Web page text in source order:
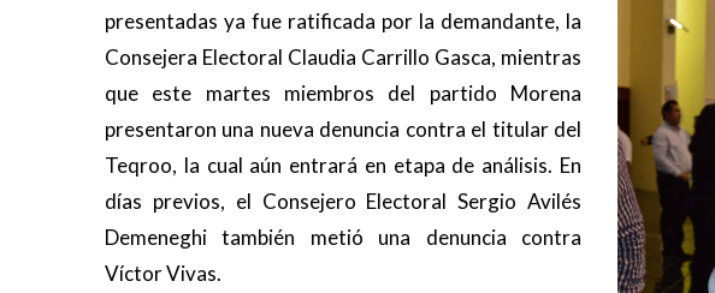
presentadas ya fue ratificada por la demandante, la
Consejera Electoral Claudia Carrillo Gasca, mientras
que este martes miembros del partido Morena
presentaron una nueva denuncia contra el titular del
Teqroo, la cual aún entrará en etapa de análisis. En
días previos, el Consejero Electoral Sergio Avilés
Demeneghi también metió una denuncia contra
Víctor Vivas.